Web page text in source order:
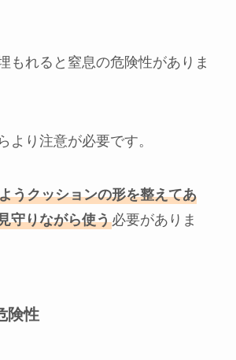
もれると窒息の危険性がありま
より注意が必要です。
うクッションの形を整えてあ
守りながら使う必要がありま
険性